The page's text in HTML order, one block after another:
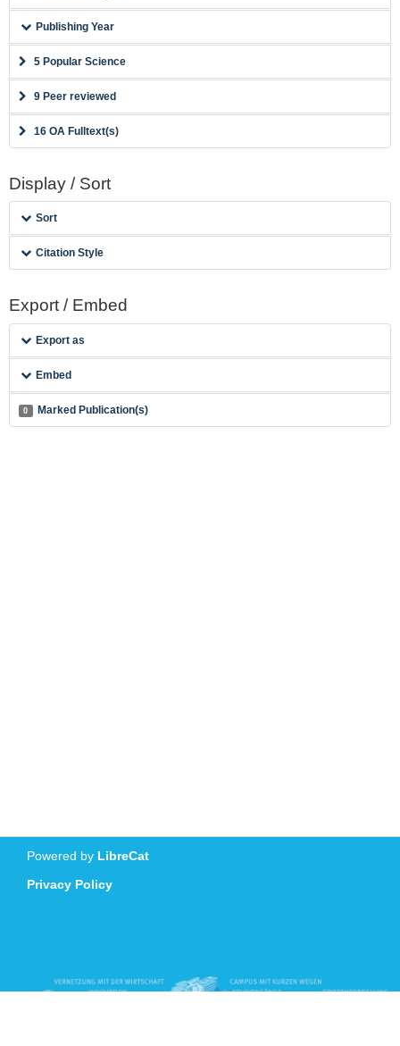
Publishing Year
5 Popular Science
9 Peer reviewed
16 OA Fulltext(s)
Display / Sort
Sort
Citation Style
Export / Embed
Export as
Embed
0 Marked Publication(s)
Powered by LibreCat
Privacy Policy